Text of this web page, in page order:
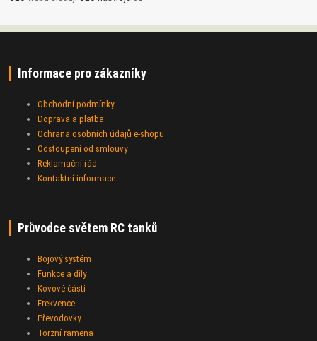
Informace pro zákazníky
Obchodní podmínky
Doprava a platba
Ochrana osobních údajů e-shopu
Odstoupení od smlouvy
Reklamační řád
Kontaktní informace
Průvodce světem RC tanků
Bojový systém
Funkce a díly
Kovové části
Frekvence
Převodovky
Torzní ramena